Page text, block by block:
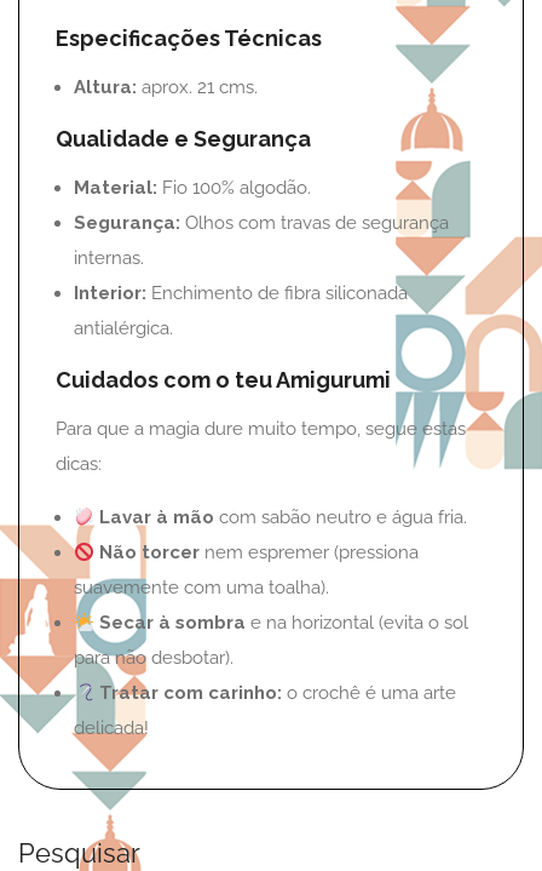
Especificações Técnicas
Altura: aprox. 21 cms.
Qualidade e Segurança
Material: Fio 100% algodão.
Segurança: Olhos com travas de segurança
internas.
Interior: Enchimento de fibra siliconada
antialérgica.
Cuidados com o teu Amigurumi
Para que a magia dure muito tempo, segue estas
dicas:
Lavar à mão com sabão neutro e água fria.
Não torcer nem espremer (pressiona
suavemente com uma toalha).
Secar à sombra e na horizontal (evita o sol
para não desbotar).
Tratar com carinho: o crochê é uma arte
delicada!
Pesquisar